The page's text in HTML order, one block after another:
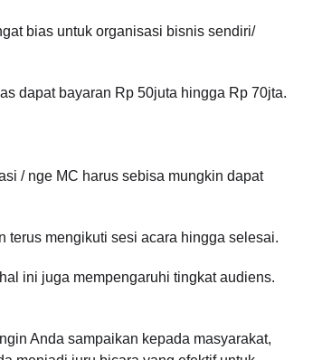
bias untuk organisasi bisnis sendiri/
dapat bayaran Rp 50juta hingga Rp 70jta.
/ nge MC harus sebisa mungkin dapat
terus mengikuti sesi acara hingga selesai.
ini juga mempengaruhi tingkat audiens.
Anda sampaikan kepada masyarakat,